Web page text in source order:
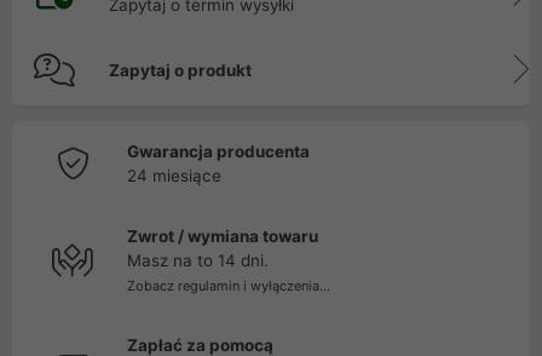
Zapytaj o termin wysyłki
Zapytaj o produkt
Gwarancja producenta
24 miesiące
Zwrot / wymiana towaru
Masz na to 14 dni.
Zobacz regulamin i wyłączenia...
Zapłać za pomocą